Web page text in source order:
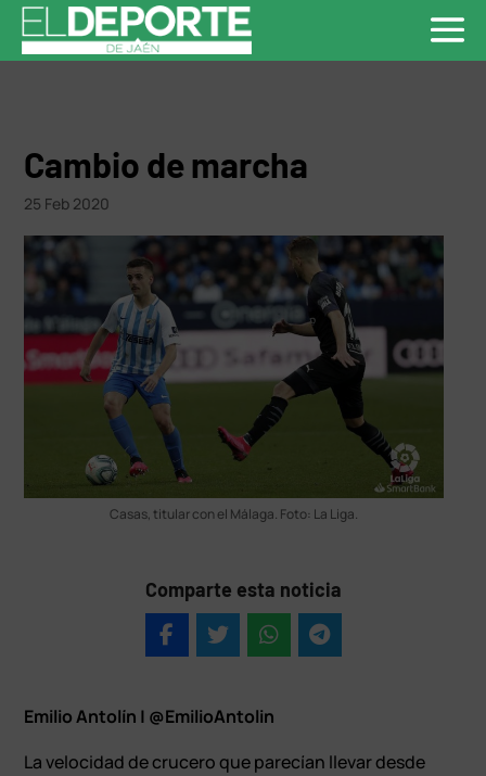
Cambio de marcha
25 Feb 2020
Casas, titular con el Málaga. Foto: La Liga.
Comparte esta noticia
Emilio Antolín | @EmilioAntolin
La velocidad de crucero que parecían llevar desde